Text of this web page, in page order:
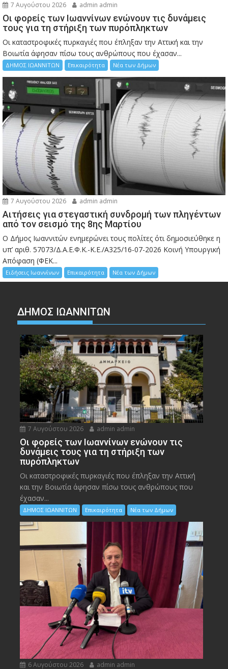
7 Αυγούστου 2026 admin admin
Οι φορείς των Ιωαννίνων ενώνουν τις δυνάμεις
τους για τη στήριξη των πυρόπληκτων
Οι καταστροφικές πυρκαγιές που έπληξαν την Αττική και την
Bοιωτία άφησαν πίσω τους ανθρώπους που έχασαν...
ΔΗΜΟΣ ΙΩΑΝΝΙΤΩΝ Επικαιρότητα Νέα των Δήμων
7 Αυγούστου 2026 admin admin
Αιτήσεις για στεγαστική συνδρομή των πληγέντων
από τον σεισμό της 8ης Μαρτίου
Ο Δήμος Ιωαννιτών ενημερώνει τους πολίτες ότι δημοσιεύθηκε η
υπ’ αριθ. 57073/Δ.Α.Ε.Φ.Κ.-Κ.Ε./Α325/16-07-2026 Κοινή Υπουργική
Απόφαση (ΦΕΚ...
Ειδήσεις Ιωαννίνων Επικαιρότητα Νέα των Δήμων
ΔΗΜΟΣ ΙΩΑΝΝΙΤΩΝ
7 Αυγούστου 2026 admin admin
Οι φορείς των Ιωαννίνων ενώνουν τις
δυνάμεις τους για τη στήριξη των
πυρόπληκτων
Οι καταστροφικές πυρκαγιές που έπληξαν την Αττική
και την Bοιωτία άφησαν πίσω τους ανθρώπους που
έχασαν...
ΔΗΜΟΣ ΙΩΑΝΝΙΤΩΝ Επικαιρότητα Νέα των Δήμων
6 Αυγούστου 2026 admin admin